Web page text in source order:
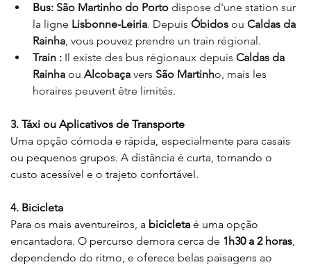
Bus: São Martinho do Porto dispose d'une station sur
la ligne Lisbonne-Leiria. Depuis Óbidos ou Caldas da
Rainha, vous pouvez prendre un train régional.
Train : Il existe des bus régionaux depuis Caldas da
Rainha ou Alcobaça vers São Martinho, mais les
horaires peuvent être limités.
3. Táxi ou Aplicativos de Transporte
Uma opção cómoda e rápida, especialmente para casais
ou pequenos grupos. A distância é curta, tornando o
custo acessível e o trajeto confortável.
4. Bicicleta
Para os mais aventureiros, a bicicleta é uma opção
encantadora. O percurso demora cerca de 1h30 a 2 horas,
dependendo do ritmo, e oferece belas paisagens ao